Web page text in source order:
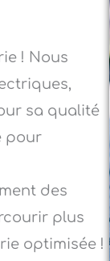
! Nous
sa qualité
pour
des
plus
optimisée !